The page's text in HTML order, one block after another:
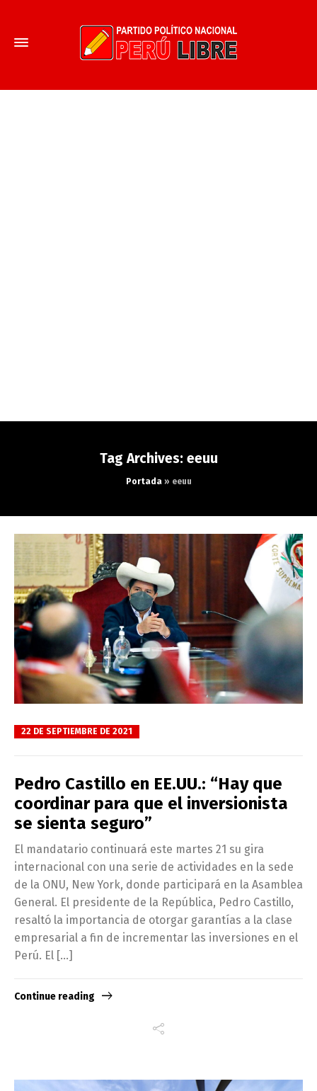
Tag Archives: eeuu
Portada» eeuu
22 DE SEPTIEMBRE DE 2021
Pedro Castillo en EE.UU.: “Hay que
coordinar para que el inversionista
se sienta seguro”
El mandatario continuará este martes 21 su gira
internacional con una serie de actividades en la sede
de la ONU, New York, donde participará en la Asamblea
General. El presidente de la República, Pedro Castillo,
resaltó la importancia de otorgar garantías a la clase
empresarial a fin de incrementar las inversiones en el
Perú. El […]
Continue reading